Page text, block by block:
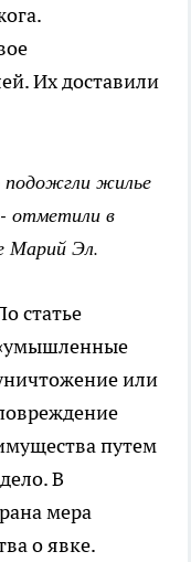
Их доставили
подожгли жилье
- отметили в
Марий Эл.
статье
или
путем
В
мера
о явке.